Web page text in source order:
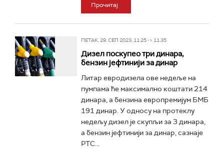
Прочитај
ПЕТАК, 29. СЕП 2023, 11:25 -> 11:35
Дизел поскупео три динара,
бензин јефтинији за динар
Литар евродизела ове недеље на
пумпама ће максимално коштати 214
динара, а бензина европремијум БМБ
191 динар. У односу на протеклу
недељу дизел је скупљи за 3 динара,
а бензин јефтинији за динар, сазнаје
РТС...